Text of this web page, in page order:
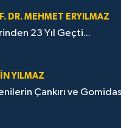
DR. MEHMET ERYILMAZ
23 Yıl Geçti...
YILMAZ
Çankırı ve Gomidas